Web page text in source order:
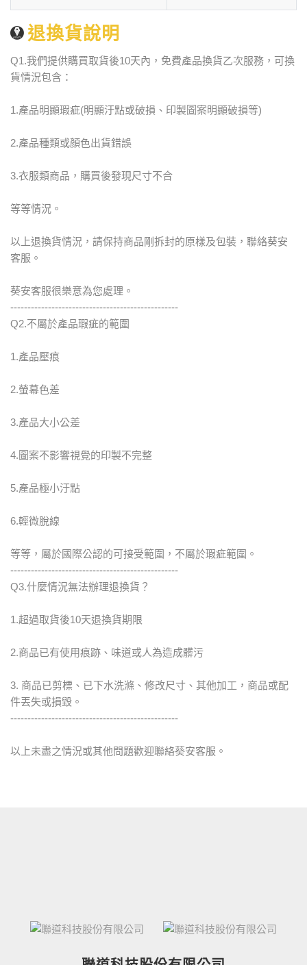
退換貨說明
Q1.我們提供購買取貨後10天內，免費產品換貨乙次服務，可換
貨情況包含：
1.產品明顯瑕疵(明顯汙點或破損、印製圖案明顯破損等)
2.產品種類或顏色出貨錯誤
3.衣服類商品，購買後發現尺寸不合
等等情況。
以上退換貨情況，請保持商品剛拆封的原樣及包裝，聯絡葵安
客服。
葵安客服很樂意為您處理。
-------------------------------------------------
Q2.不屬於產品瑕疵的範圍
1.產品壓痕
2.螢幕色差
3.產品大小公差
4.圖案不影響視覺的印製不完整
5.產品極小汙點
6.輕微脫線
等等，屬於國際公認的可接受範圍，不屬於瑕疵範圍。
-------------------------------------------------
Q3.什麼情況無法辦理退換貨？
1.超過取貨後10天退換貨期限
2.商品已有使用痕跡、味道或人為造成髒污
3. 商品已剪標、已下水洗滌、修改尺寸、其他加工，商品或配
件丟失或損毀。
-------------------------------------------------
以上未盡之情況或其他問題歡迎聯絡葵安客服。